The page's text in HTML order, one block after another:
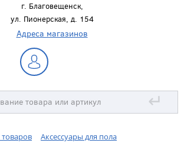
г. Благовещенск,
ул. Пионерская, д. 154
Адреса магазинов
↵
товаров
Аксессуары для пола